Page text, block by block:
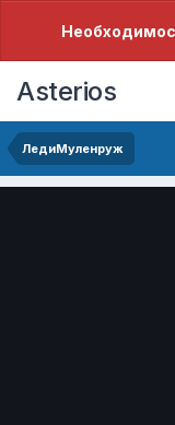
Asterios
ЛедиМуленруж